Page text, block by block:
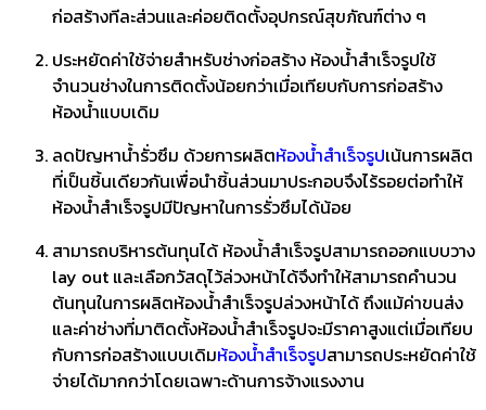
ก่อสร้างทีละส่วนและค่อยติดตั้งอุปกรณ์สุขภัณฑ์ต่าง ๆ
ประหยัดค่าใช้จ่ายสำหรับช่างก่อสร้าง ห้องน้ำสำเร็จรูปใช้
จำนวนช่างในการติดตั้งน้อยกว่าเมื่อเทียบกับการก่อสร้าง
ห้องน้ำแบบเดิม
ลดปัญหาน้ำรั่วซึม ด้วยการผลิตห้องน้ำสำเร็จรูปเน้นการผลิต
ที่เป็นชิ้นเดียวกันเพื่อนำชิ้นส่วนมาประกอบจึงไร้รอยต่อทำให้
ห้องน้ำสำเร็จรูปมีปัญหาในการรั่วซึมได้น้อย
สามารถบริหารต้นทุนได้ ห้องน้ำสำเร็จรูปสามารถออกแบบวาง
lay out และเลือกวัสดุไว้ล่วงหน้าได้จึงทำให้สามารถคำนวน
ต้นทุนในการผลิตห้องน้ำสำเร็จรูปล่วงหน้าได้ ถึงแม้ค่าขนส่ง
และค่าช่างที่มาติดตั้งห้องน้ำสำเร็จรูปจะมีราคาสูงแต่เมื่อเทียบ
กับการก่อสร้างแบบเดิมห้องน้ำสำเร็จรูปสามารถประหยัดค่าใช้
จ่ายได้มากกว่าโดยเฉพาะด้านการจ้างแรงงาน